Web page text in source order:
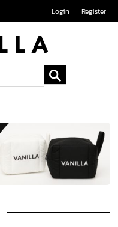
Login Register